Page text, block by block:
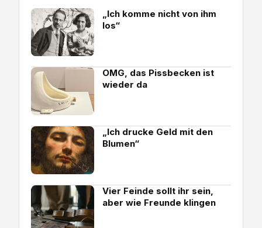
„Ich komme nicht von ihm
los“
OMG, das Pissbecken ist
wieder da
„Ich drucke Geld mit den
Blumen“
Vier Feinde sollt ihr sein,
aber wie Freunde klingen